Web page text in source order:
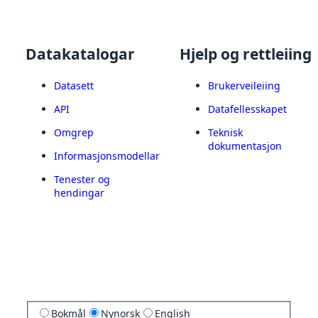
Datakatalogar
Datasett
API
Omgrep
Informasjonsmodellar
Tenester og
hendingar
Hjelp og rettleiing
Brukerveileiing
Datafellesskapet
Teknisk
dokumentasjon
Bokmål Nynorsk English